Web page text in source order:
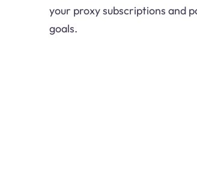
your proxy subscriptions and
goals.